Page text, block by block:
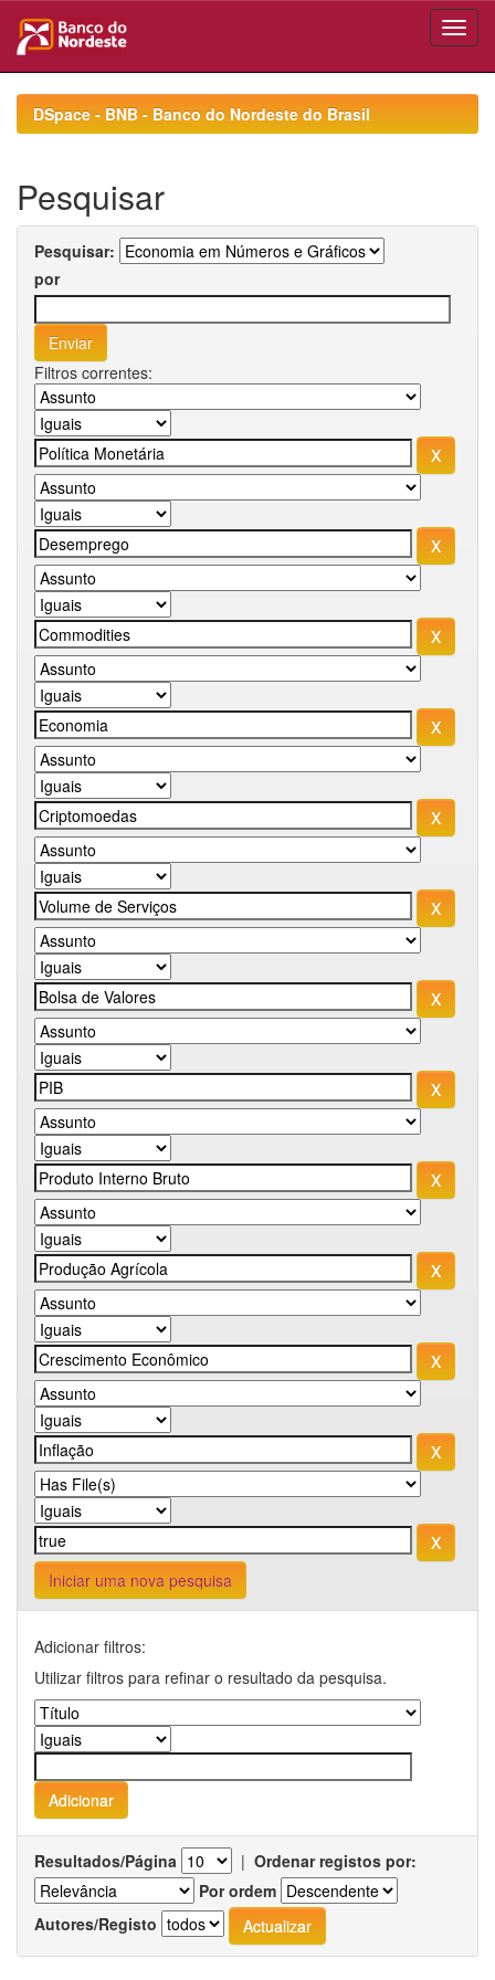
navigationDSpace - BNB - Banco do Nordeste do Brasil
Pesquisar
Pesquisar:
por
Filtros correntes:
Iniciar uma nova pesquisa
Adicionar filtros:
Utilizar filtros para refinar o resultado da pesquisa.
Resultados/Página | Ordenar registos por:
Por ordem
Autores/Registo